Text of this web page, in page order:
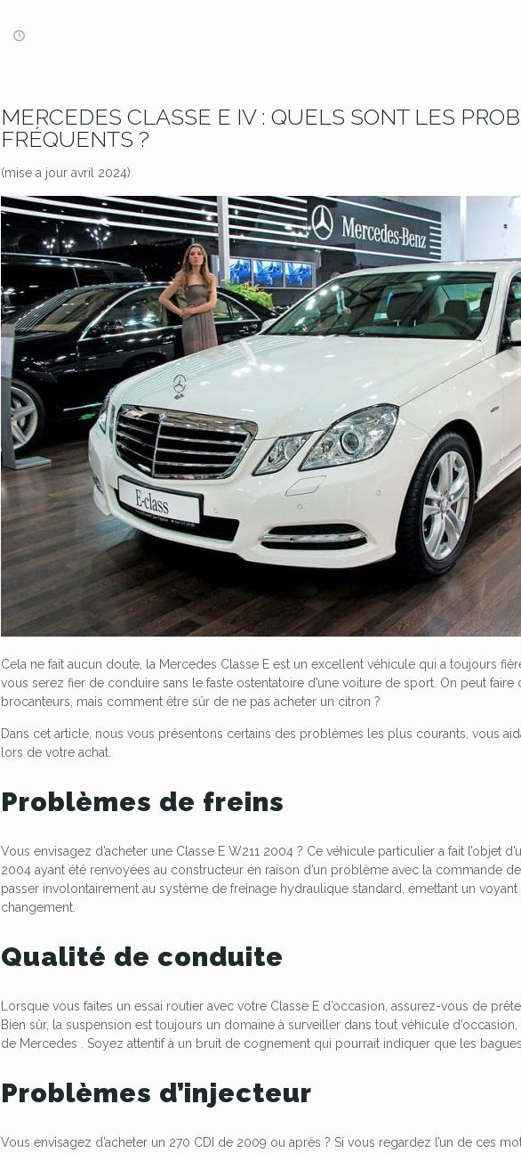
MERCEDES CLASSE E IV : QUELS SONT LES
FRÉQUENTS ?
(mise a jour avril 2024)
Cela ne fait aucun doute, la Mercedes Classe E est un excellent véhicule qui a toujours
vous serez fier de conduire sans le faste ostentatoire d’une voiture de sport. On peut
brocanteurs, mais comment être sûr de ne pas acheter un citron ?
Dans cet article, nous vous présentons certains des problèmes les plus courants, vous
lors de votre achat.
Problèmes de freins
Vous envisagez d’acheter une Classe E W211 2004 ? Ce véhicule particulier a fait l’objet
2004 ayant été renvoyées au constructeur en raison d’un problème avec la commande
passer involontairement au système de freinage hydraulique standard, émettant un
changement.
Qualité de conduite
Lorsque vous faites un essai routier avec votre Classe E d’occasion, assurez-vous de
Bien sûr, la suspension est toujours un domaine à surveiller dans tout véhicule
de Mercedes . Soyez attentif à un bruit de cognement qui pourrait indiquer que les
Problèmes d’injecteur
Vous envisagez d’acheter un 270 CDI de 2009 ou après ? Si vous regardez l’un de ces